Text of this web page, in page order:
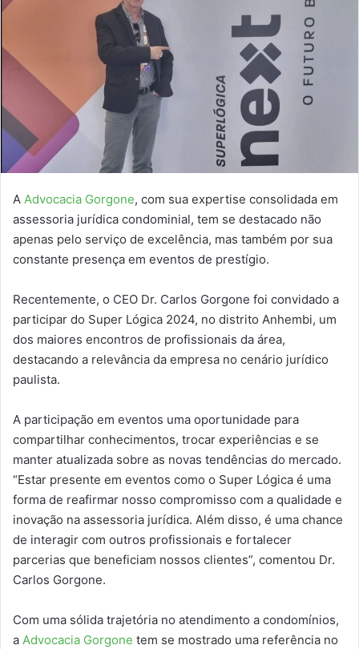
A Advocacia Gorgone, com sua expertise consolidada em
assessoria jurídica condominial, tem se destacado não
apenas pelo serviço de excelência, mas também por sua
constante presença em eventos de prestígio.
Recentemente, o CEO Dr. Carlos Gorgone foi convidado a
participar do Super Lógica 2024, no distrito Anhembi, um
dos maiores encontros de profissionais da área,
destacando a relevância da empresa no cenário jurídico
paulista.
A participação em eventos uma oportunidade para
compartilhar conhecimentos, trocar experiências e se
manter atualizada sobre as novas tendências do mercado.
“Estar presente em eventos como o Super Lógica é uma
forma de reafirmar nosso compromisso com a qualidade e
inovação na assessoria jurídica. Além disso, é uma chance
de interagir com outros profissionais e fortalecer
parcerias que beneficiam nossos clientes”, comentou Dr.
Carlos Gorgone.
Com uma sólida trajetória no atendimento a condomínios,
a Advocacia Gorgone tem se mostrado uma referência no